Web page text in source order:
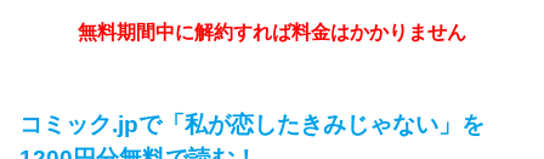
無料期間中に解約すれば料金はかかりません
コミック.jpで「私が恋したきみじゃない」を